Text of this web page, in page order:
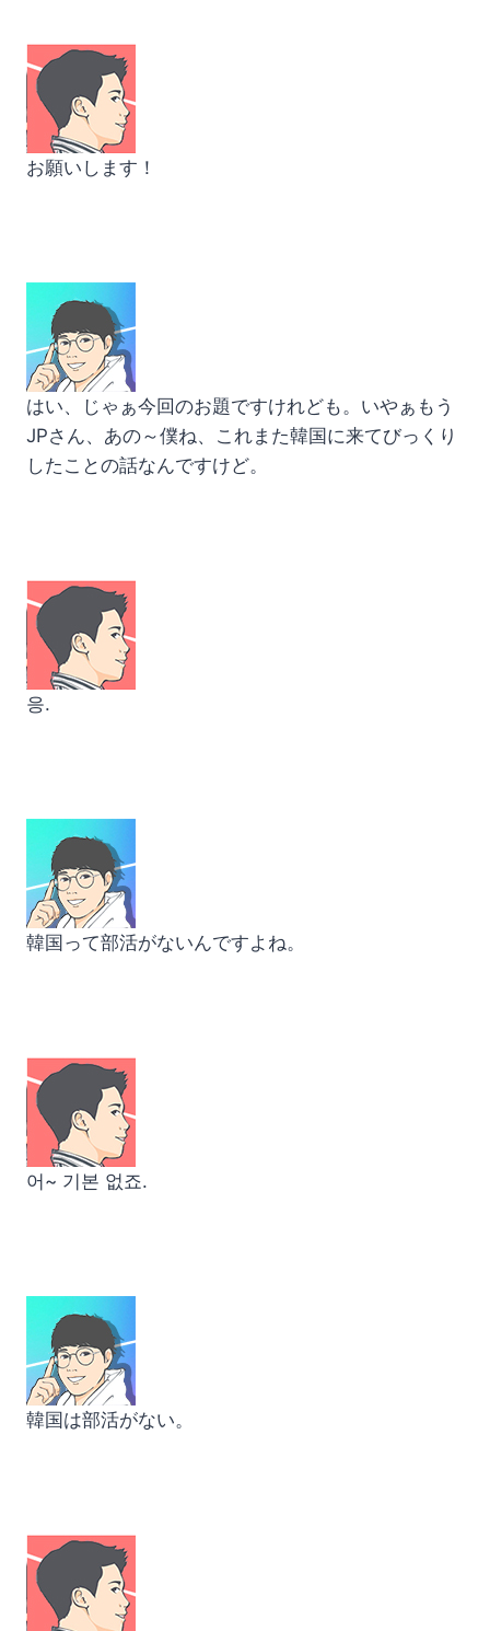
お願いします！
はい、じゃぁ今回のお題ですけれども。いやぁもう
JPさん、あの～僕ね、これまた韓国に来てびっくり
したことの話なんですけど。
응.
韓国って部活がないんですよね。
어~ 기본 없죠.
韓国は部活がない。